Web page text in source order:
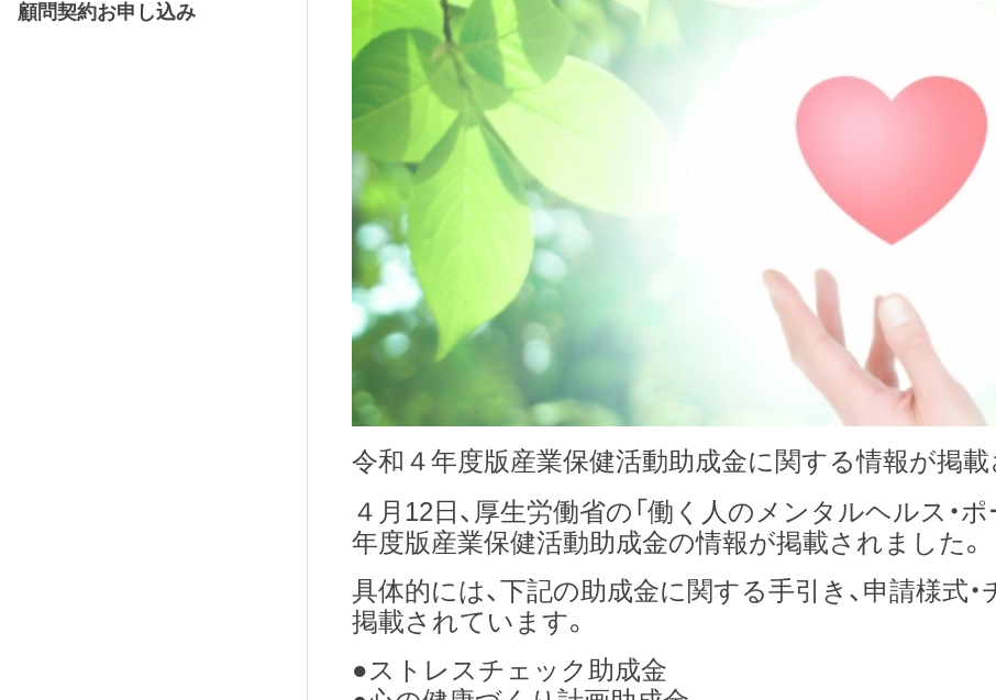
顧問契約お申し込み
令和４年度版産業保健活動助成金に関する情報が掲
４月12日、厚生労働省の「働く人のメンタルヘルス・
年度版産業保健活動助成金の情報が掲載されました。
具体的には、下記の助成金に関する手引き、申請様式
掲載されています。
●ストレスチェック助成金